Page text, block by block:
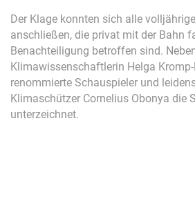
Der Klage konnten sich alle
anschließen, die privat mit der Bahn
Benachteiligung betroffen sind.
Klimawissenschaftlerin Helga
renommierte Schauspieler und
Klimaschützer Cornelius Obonya die
unterzeichnet.